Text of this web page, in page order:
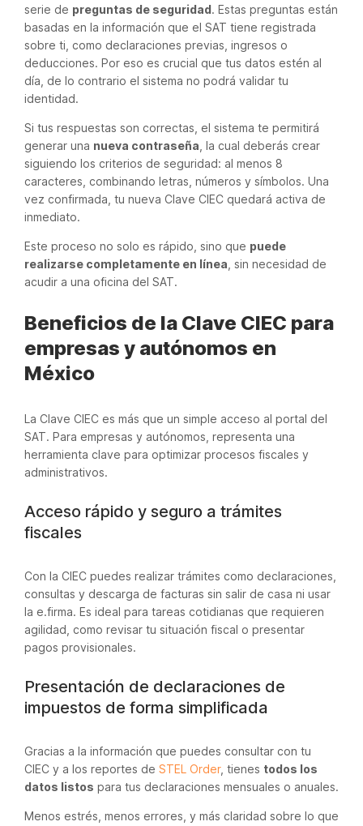
serie de preguntas de seguridad. Estas preguntas están
basadas en la información que el SAT tiene registrada
sobre ti, como declaraciones previas, ingresos o
deducciones. Por eso es crucial que tus datos estén al
día, de lo contrario el sistema no podrá validar tu
identidad.
Si tus respuestas son correctas, el sistema te permitirá
generar una nueva contraseña , la cual deberás crear
siguiendo los criterios de seguridad: al menos 8
caracteres, combinando letras, números y símbolos. Una
vez confirmada, tu nueva Clave CIEC quedará activa de
inmediato.
Este proceso no solo es rápido, sino que puede
realizarse completamente en línea , sin necesidad de
acudir a una oficina del SAT.
Beneficios de la Clave CIEC para
empresas y autónomos en
México
La Clave CIEC es más que un simple acceso al portal del
SAT. Para empresas y autónomos, representa una
herramienta clave para optimizar procesos fiscales y
administrativos.
Acceso rápido y seguro a trámites
fiscales
Con la CIEC puedes realizar trámites como declaraciones,
consultas y descarga de facturas sin salir de casa ni usar
la e.firma. Es ideal para tareas cotidianas que requieren
agilidad, como revisar tu situación fiscal o presentar
pagos provisionales.
Presentación de declaraciones de
impuestos de forma simplificada
Gracias a la información que puedes consultar con tu
CIEC y a los reportes de STEL Order, tienes todos los
datos listos para tus declaraciones mensuales o anuales.
Menos estrés, menos errores, y más claridad sobre lo que